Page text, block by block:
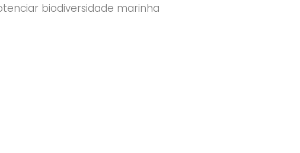
biodiversidade marinha